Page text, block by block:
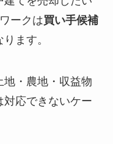
ークは買い手候補
ます。
・農地・収益物
応できないケー